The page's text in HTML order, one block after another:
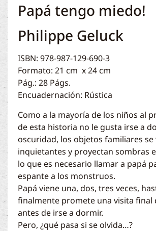
Papá tengo miedo!
Philippe Geluck
ISBN: 978-987-129-690-3
Formato: 21 cm x 24 cm
Pág.: 28 Págs.
Encuadernación: Rústica
Como a la mayoría de los niños al
de esta historia no le gusta irse a
oscuridad, los objetos familiares se
inquietantes y proyectan sombras
lo que es necesario llamar a papá
espante a los monstruos.
Papá viene una, dos, tres veces,
finalmente promete una visita final
antes de irse a dormir.
Pero, ¿qué pasa si se olvida…?